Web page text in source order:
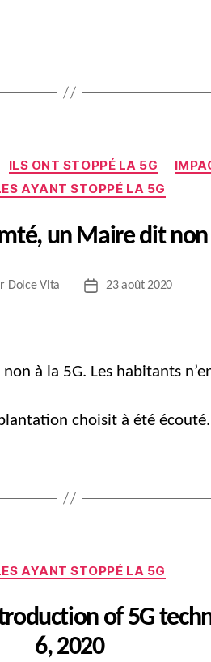
Catégories
ILS ONT STOPPÉ LA 5G
AYANT STOPPÉ LA 5G
un Maire dit non
Dolce Vita
Date23 août 2020
à la 5G. Les habitants
choisit à été écouté.
Catégories
AYANT STOPPÉ LA 5G
of 5G
6, 2020